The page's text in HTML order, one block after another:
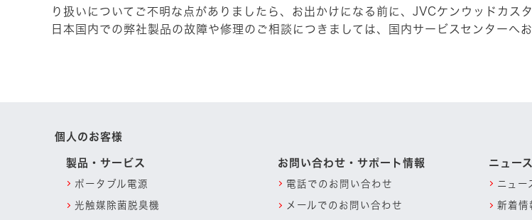
り扱いについてご不明な点がありましたら、お出かけになる前に、JVCケンウッドカス
日本国内での弊社製品の故障や修理のご相談につきましては、国内サービスセンターへ
個人のお客様
製品・サービス
ポータブル電源
光触媒除菌脱臭機
お問い合わせ・サポート情報
電話でのお問い合わせ
メールでのお問い合わせ
ニュース
ニュー
新着情